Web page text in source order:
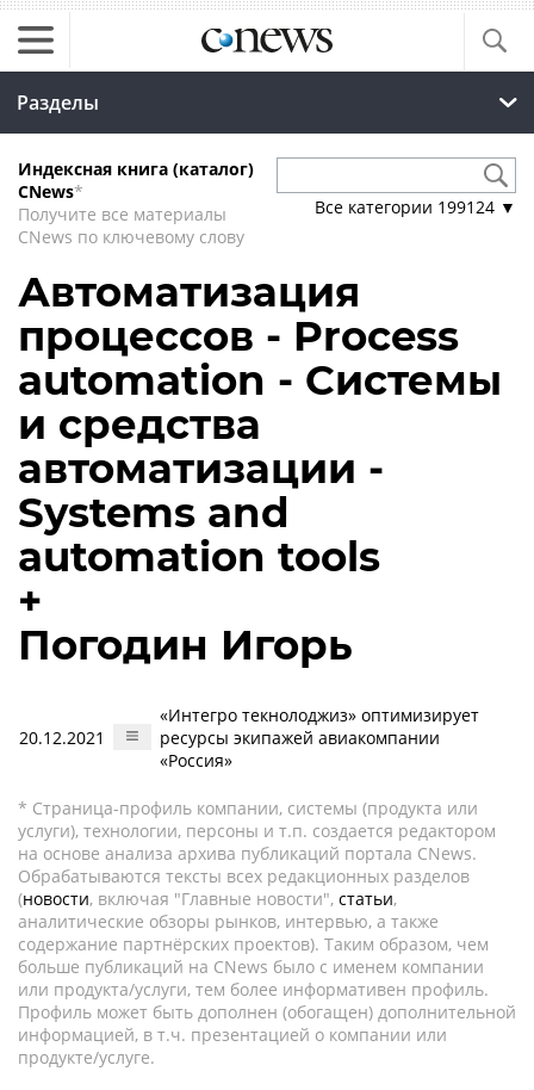
Разделы
Индексная книга (каталог)
CNews*
Получите все материалы
CNews по ключевому слову
Все категории 199124 ▼
Автоматизация
процессов - Process
automation - Системы
и средства
автоматизации -
Systems and
automation tools
+
Погодин Игорь
20.12.2021
«Интегро текнолоджиз» оптимизирует
ресурсы экипажей авиакомпании
«Россия»
* Страница-профиль компании, системы (продукта или
услуги), технологии, персоны и т.п. создается редактором
на основе анализа архива публикаций портала CNews.
Обрабатываются тексты всех редакционных разделов
(новости, включая "Главные новости", статьи,
аналитические обзоры рынков, интервью, а также
содержание партнёрских проектов). Таким образом, чем
больше публикаций на CNews было с именем компании
или продукта/услуги, тем более информативен профиль.
Профиль может быть дополнен (обогащен) дополнительной
информацией, в т.ч. презентацией о компании или
продукте/услуге.